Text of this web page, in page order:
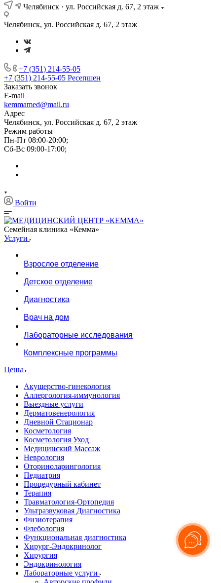
Челябинск · ул. Российская д. 67, 2 этаж
Челябинск, ул. Российская д. 67, 2 этаж
+7 (351) 214-55-05
+7 (351) 214-55-05 Ресепшен
Заказать звонок
E-mail
kemmamed@mail.ru
Адрес
Челябинск, ул. Российская д. 67, 2 этаж
Режим работы
Пн-Пт 08:00-20:00;
Сб-Вс 09:00-17:00;
Войти
Семейная клиника «Кемма»
Услуги
Взрослое отделение
Детское отделение
Диагностика
Врач на дом
Лабораторные исследования
Комплексные программы
Цены
Акушерство-гинекология
Аллергология-иммунология
Выездные услуги
Дерматовенерология
Дневной Стационар
Косметология
Косметология Уход
Медицинский Массаж
Неврология
Оториноларингология
Педиатрия
Процедурный кабинет
Терапия
Травматология-Ортопедия
Ультразвуковая Диагностика
Физиотерапия
Флебология
Функциональная диагностика
Хирург-Эндокринолог
Хирургия
Эндокринология
Лабораторные услуги